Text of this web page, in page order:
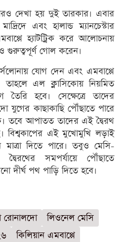
দেখা হয় দুই তারকার। এবার
এবং হালান্ড ম্যানচেস্টার
হ্যাটট্রিক করে আলোচনায়
গুরুত্বপূর্ণ গোল করেন।
যোগ দেন এবং এমবাপ্পে
তাহলে এল ক্লাসিকোয় নিয়মিত
হবে। সেক্ষেত্রে তাদের
যুগের কাছাকাছি পৌঁছাতে পারে
তবে আপাতত তাদের এই দ্বৈরথ
বিশ্বকাপের এই মুখোমুখি লড়াই
মাত্রা দিতে পারে। তবুও মেসি-
সমপর্যায়ে পৌঁছাতে
দীর্ঘ পথ পাড়ি দিতে হবে।
রোনালদো
লিওনেল মেসি
কিলিয়ান এমবাপ্পে